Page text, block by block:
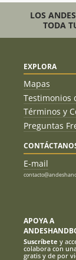
LOS
TODA
EXPLORA
Mapas
Testimonios
Términos y
Preguntas
E-mail
APOYA A
Suscríbete y
colabora con
gratis y de por